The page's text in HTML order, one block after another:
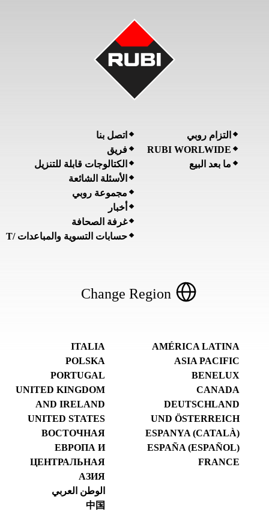
التزام روبي
RUBI WORLWIDE
ما بعد البيع
اتصل بنا
فريق
الكتالوجات قابلة للتنزيل
الأسئلة الشائعة
مجموعة روبي
أخبار
غرفة الصحافة
حسابات التسوية والمباعدات /T
Change Region
AMÉRICA LATINA
ASIA PACIFIC
BENELUX
CANADA
DEUTSCHLAND
UND ÖSTERREICH
ESPANYA (CATALÀ)
ESPAÑA (ESPAÑOL)
FRANCE
ITALIA
POLSKA
PORTUGAL
UNITED KINGDOM
AND IRELAND
UNITED STATES
ВОСТОЧНАЯ
ЕВРОПА И
ЦЕНТРАЛЬНАЯ
АЗИЯ
الوطن العربي
中国